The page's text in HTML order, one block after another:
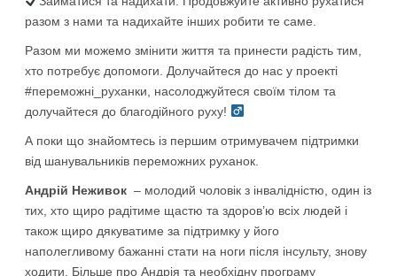
разом з нами та надихайте інших робити те саме.
Разом ми можемо змінити життя та принести радість тим,
хто потребує допомоги. Долучайтеся до нас у проекті
#переможні_руханки, насолоджуйтеся своїм тілом та
долучайтеся до благодійного руху!
А поки що знайомтесь із першим отримувачем підтримки
від шанувальників переможних руханок.
Андрій Неживок – молодий чоловік з інвалідністю, один із
тих, хто щиро радітиме щастю та здоров’ю всіх людей і
також щиро дякуватиме за підтримку у його
наполегливому бажанні стати на ноги після інсульту, знову
ходити. Більше про Андрія та необхідну програму